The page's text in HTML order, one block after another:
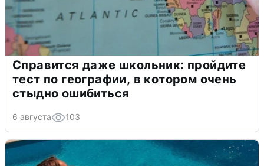
Справится даже школьник: пройдите
тест по географии, в котором очень
стыдно ошибиться
6 августа 103